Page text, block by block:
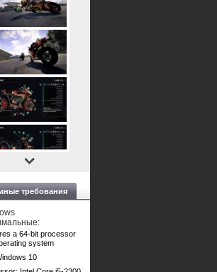
требования
a 64-bit processor
system
10